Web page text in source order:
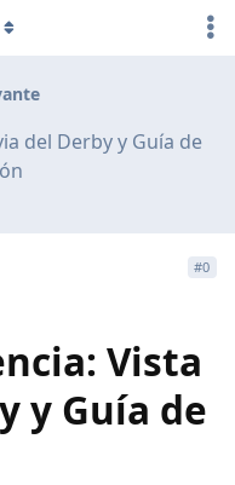
del Derby y Guía de
#0
Vista
y Guía de